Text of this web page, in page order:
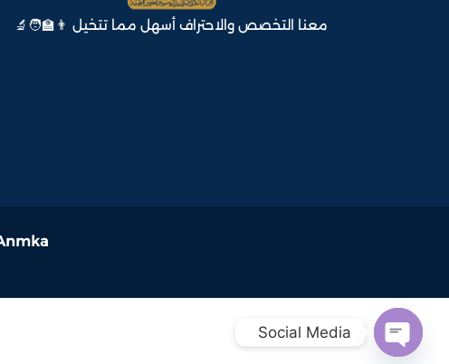
معنا التخصص والاحتراف أسهل مما تتخيل 👨‍🏫🧑‍🔬
Social Media